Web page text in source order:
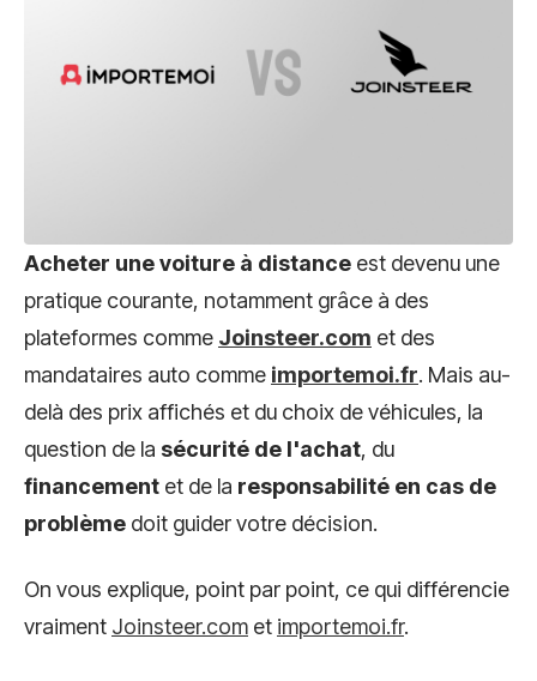
Acheter une voiture à distance est devenu une
pratique courante, notamment grâce à des
plateformes comme Joinsteer.com et des
mandataires auto comme importemoi.fr. Mais au-
delà des prix affichés et du choix de véhicules, la
question de la sécurité de l'achat, du
financement et de la responsabilité en cas de
problème doit guider votre décision.
On vous explique, point par point, ce qui différencie
vraiment Joinsteer.com et importemoi.fr.